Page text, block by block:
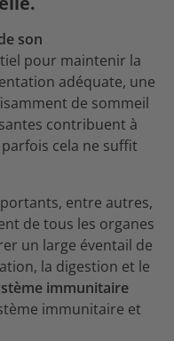
son
pour maintenir la
adéquate, une
de sommeil
contribuent à
cela ne suffit
entre autres,
de tous les organes
un large éventail de
la digestion et le
immunitaire
immunitaire et